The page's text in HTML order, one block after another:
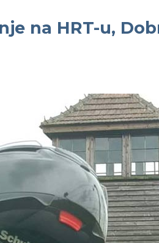
na HRT-u,